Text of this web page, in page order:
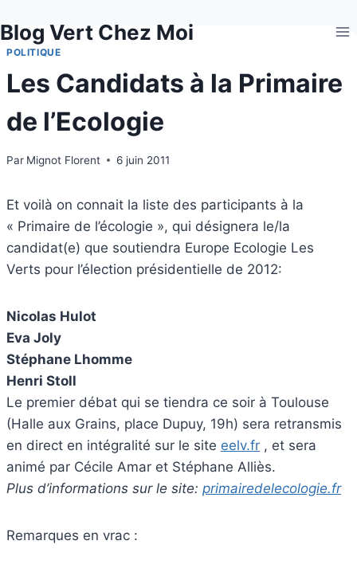
au
contenu
Blog Vert Chez Moi
POLITIQUE
Les Candidats à la Primaire
de l’Ecologie
Par Mignot Florent 6 juin 2011
Et voilà on connait la liste des participants à la
« Primaire de l’écologie », qui désignera le/la
candidat(e) que soutiendra Europe Ecologie Les
Verts pour l’élection présidentielle de 2012:
Nicolas Hulot
Eva Joly
Stéphane Lhomme
Henri Stoll
Le premier débat qui se tiendra ce soir à Toulouse
(Halle aux Grains, place Dupuy, 19h) sera retransmis
en direct en intégralité sur le site eelv.fr , et sera
animé par Cécile Amar et Stéphane Alliès.
Plus d’informations sur le site: primairedelecologie.fr
Remarques en vrac :